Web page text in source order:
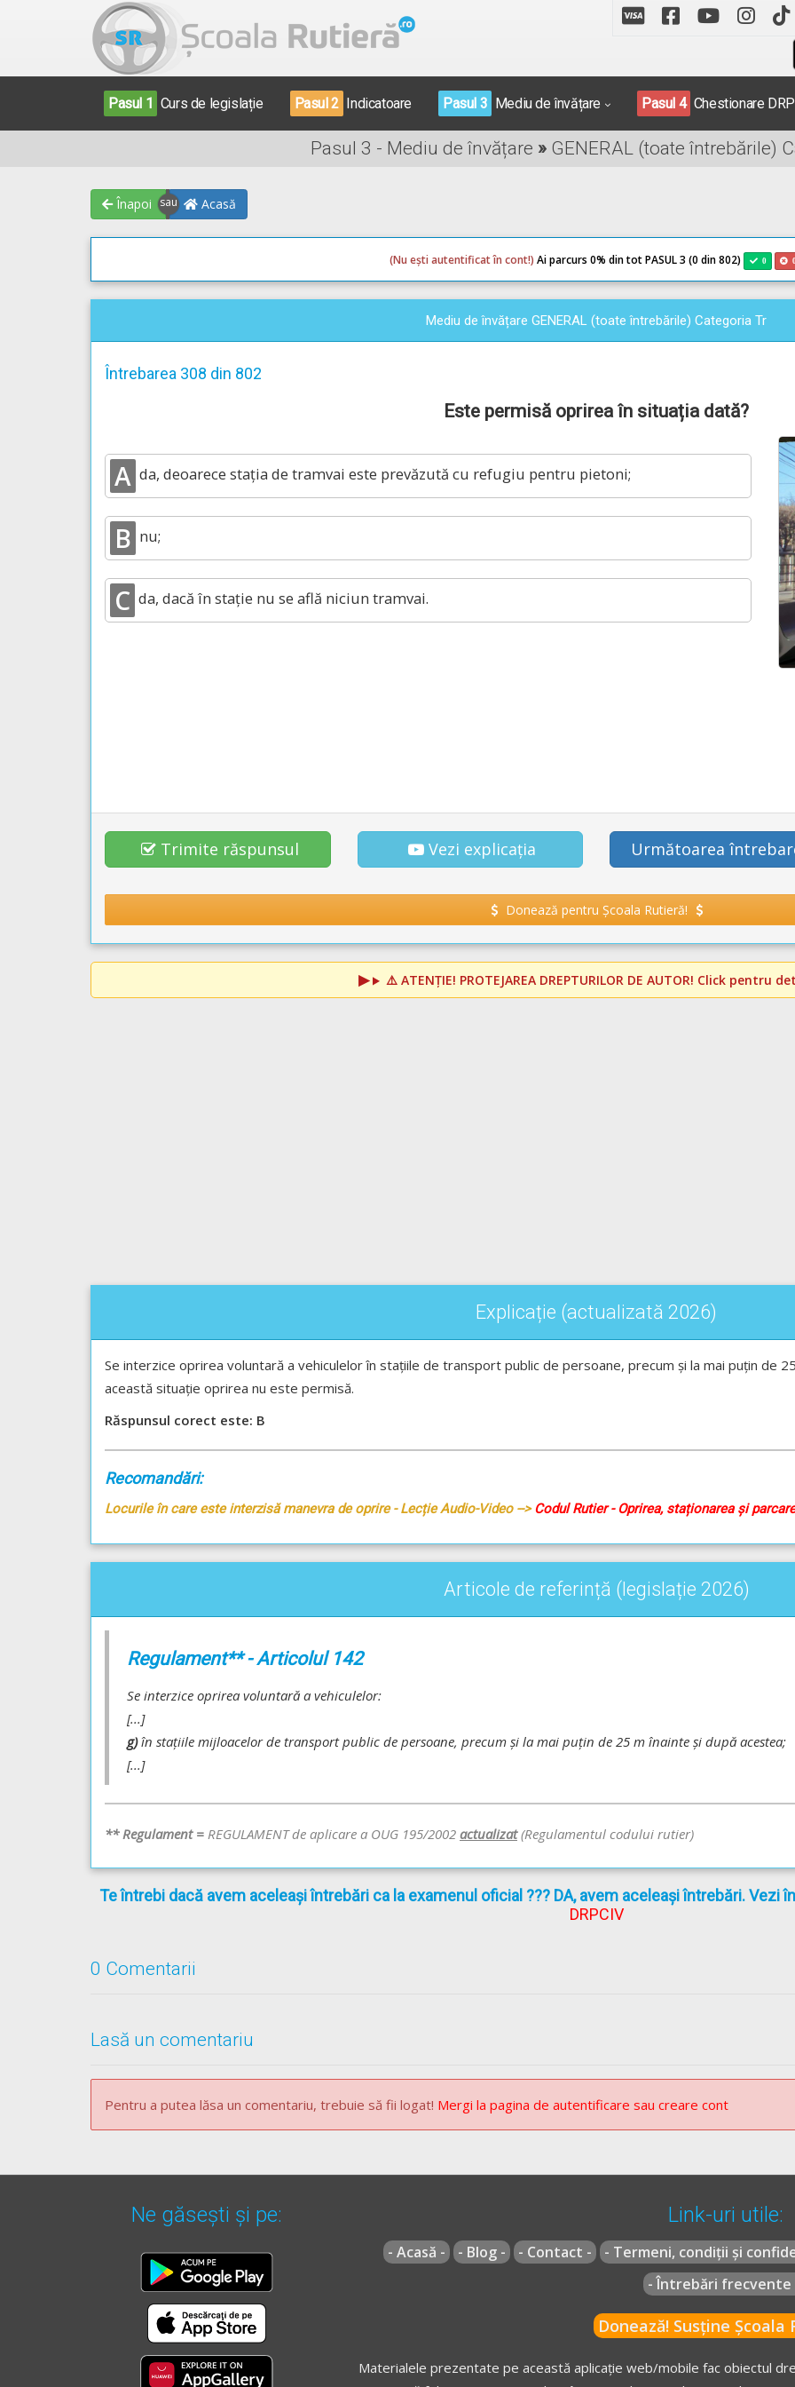
Pasul 1 Curs de legislație Pasul 2 Indicatoare Pasul 3 Mediu de învățare Pasul 4 Chestionare
Pasul 3 - Mediu de învățare » GENERAL (toate întrebările)
Înapoi Acasă
(Nu ești autentificat în cont!) Ai parcurs 0% din tot PASUL 3 (0 din 802) 0 0
Mediu de învățare GENERAL (toate întrebările) Categoria Tr
Întrebarea 308 din 802
Este permisă oprirea în situația dată?
A da, deoarece stația de tramvai este prevăzută cu refugiu pentru pietoni;
B nu;
C da, dacă în stație nu se află niciun tramvai.
Trimite răspunsul Vezi explicația Următoarea
Donează pentru Școala Rutieră!
⚠️ ATENȚIE! PROTEJAREA DREPTURILOR DE AUTOR! Click pentru
Explicație (actualizată 2026)
Se interzice oprirea voluntară a vehiculelor în stațiile de transport public de persoane, precum și la mai puțin de
această situație oprirea nu este permisă.
Răspunsul corect este: B
Recomandări:
Locurile în care este interzisă manevra de oprire - Lecție Audio-Video -->Codul Rutier - Oprirea, staționarea și
Articole de referință (legislație 2026)
Regulament** - Articolul 142
Se interzice oprirea voluntară a vehiculelor:
[...]
g)în staţiile mijloacelor de transport public de persoane, precum şi la mai puţin de 25 m înainte şi după acestea;
[...]
** Regulament = REGULAMENT de aplicare a OUG 195/2002 actualizat (Regulamentul codului rutier)
Te întrebi dacă avem aceleași întrebări ca la examenul oficial ??? DA, avem aceleași întrebări. Vezi
DRPCIV
0 Comentarii
Lasă un comentariu
Pentru a putea lăsa un comentariu, trebuie să fii logat! Mergi la pagina de autentificare sau creare cont
Ne găsești și pe: Link-uri utile:
- Acasă - - Blog - - Contact - - Termeni, condiții și
- Întrebări frecvente
Donează! Susține Școala
Materialele prezentate pe această aplicație web/mobile fac obiectul